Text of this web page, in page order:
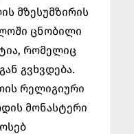
მზესუმზირის
ცნობილი
რომელიც
გვხვდება.
რელიგიური
მონასტერი